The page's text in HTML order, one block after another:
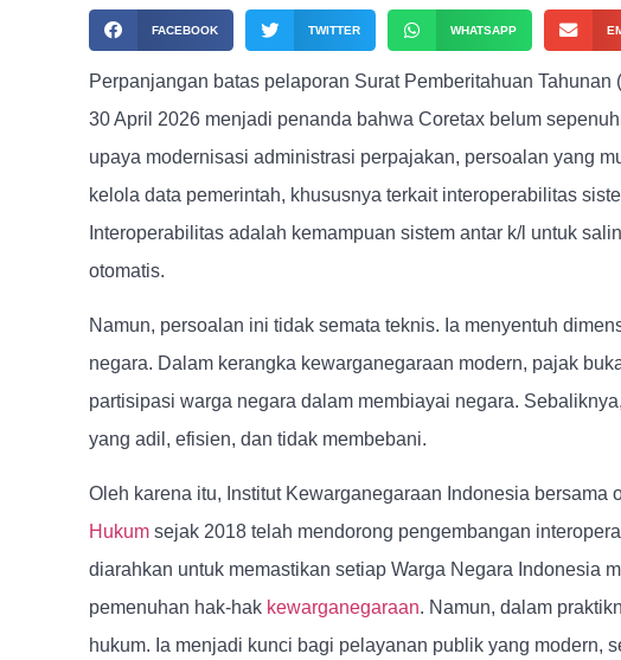
FACEBOOK TWITTER WHATSAPP
Perpanjangan batas pelaporan Surat Pemberitahuan
30 April 2026 menjadi penanda bahwa Coretax belum
upaya modernisasi administrasi perpajakan, persoalan yang
kelola data pemerintah, khususnya terkait interoperabilitas
Interoperabilitas adalah kemampuan sistem antar k/l untuk
otomatis.
Namun, persoalan ini tidak semata teknis. Ia menyentuh
negara. Dalam kerangka kewarganegaraan modern, pajak
partisipasi warga negara dalam membiayai negara.
yang adil, efisien, dan tidak membebani.
Oleh karena itu, Institut Kewarganegaraan Indonesia bersama
Hukum sejak 2018 telah mendorong pengembangan
diarahkan untuk memastikan setiap Warga Negara Indonesia
pemenuhan hak-hak kewarganegaraan. Namun, dalam
hukum. Ia menjadi kunci bagi pelayanan publik yang modern,